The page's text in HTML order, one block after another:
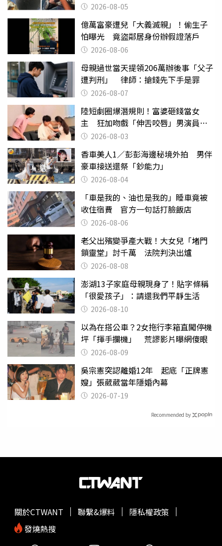
2026-08-05
億萬富豪遭兒「大義滅親」！偷生子
怕曝光 竟盜鄰居身份辦假證落戶
2026-08-06
母親過世當天提領206萬辦後事「父子
遭判刑」 律師：搶錢先下手是罪
2026-08-07
陸短劇圈爆潛規則！富婆砸錢當女
主 狂加吻戲「伸舌咬唇」男演員崩
潰 2026-08-03
香車美人1／彭彭海邊秘境外拍 男伴
豪車接送還祭「鈔能力」
2026-08-04
「車是我的、油也是我的」睡車竟被
收住宿費 官方一句話打臉飯店
2026-08-06
老父出殯變爭產大戰！大女兒「堵門
鎖靈堂」討千萬 法院判決出爐
2026-08-08
澎湖13子家庭母親現身了！貼字條稱
「很愛孩子」：請還我們平靜生活
2026-08-10
以為在搭公車？2女拖行李箱直闖停機
坪「揮手攔機」 荒謬影片曝網傻眼
2026-08-09
吳宗憲突認離婚12年 起底「正牌憲
嫂」張葳葳當年隱婚內幕
2026-07-19
Recommended by
關於CTWANT 聯繫&爆料
隱私權政策
發燒熱搜